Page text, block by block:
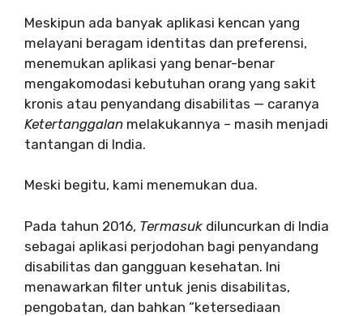
Meskipun ada banyak aplikasi kencan yang
melayani beragam identitas dan preferensi,
menemukan aplikasi yang benar-benar
mengakomodasi kebutuhan orang yang sakit
kronis atau penyandang disabilitas — caranya
Ketertanggalan melakukannya – masih menjadi
tantangan di India.
Meski begitu, kami menemukan dua.
Pada tahun 2016, Termasuk diluncurkan di India
sebagai aplikasi perjodohan bagi penyandang
disabilitas dan gangguan kesehatan. Ini
menawarkan filter untuk jenis disabilitas,
pengobatan, dan bahkan “ketersediaan